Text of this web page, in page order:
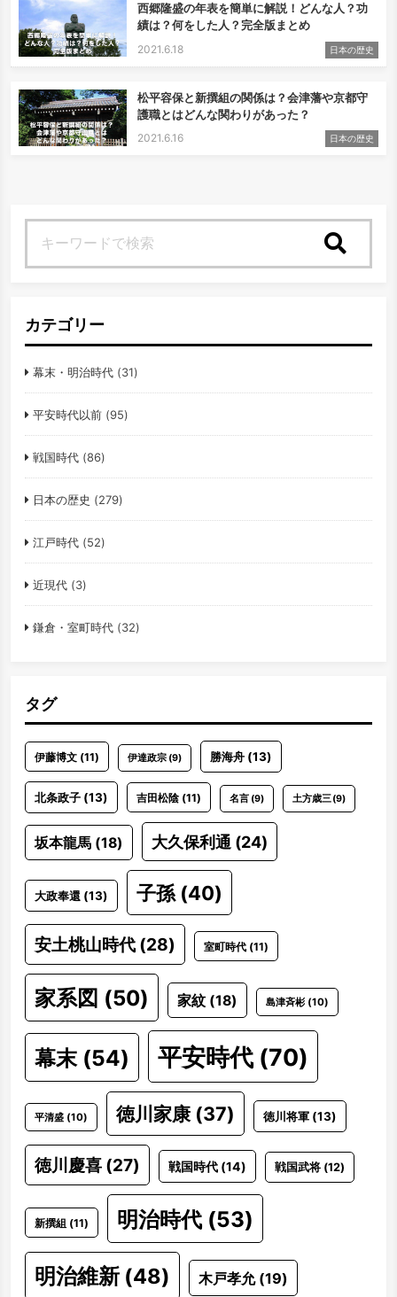
西郷隆盛の年表を簡単に解説！どんな人？功
績は？何をした人？完全版まとめ
2021.6.18 日本の歴史
松平容保と新撰組の関係は？会津藩や京都守
護職とはどんな関わりがあった？
2021.6.16 日本の歴史
カテゴリー
幕末・明治時代(31)
平安時代以前(95)
戦国時代(86)
日本の歴史 (279)
江戸時代(52)
近現代(3)
鎌倉・室町時代(32)
タグ
伊藤博文(11) 伊達政宗(9) 勝海舟(13)
北条政子(13) 吉田松陰(11) 名言(9) 土方歳三(9)
坂本龍馬(18) 大久保利通 (24)
大政奉還(13) 子孫(40)
安土桃山時代(28) 室町時代(11)
家系図 (50) 家紋(18) 島津斉彬(10)
幕末(54) 平安時代(70)
平清盛(10) 徳川家康(37) 徳川将軍(13)
徳川慶喜(27) 戦国時代(14) 戦国武将(12)
新撰組 (11) 明治時代(53)
明治維新(48) 木戸孝允(19)